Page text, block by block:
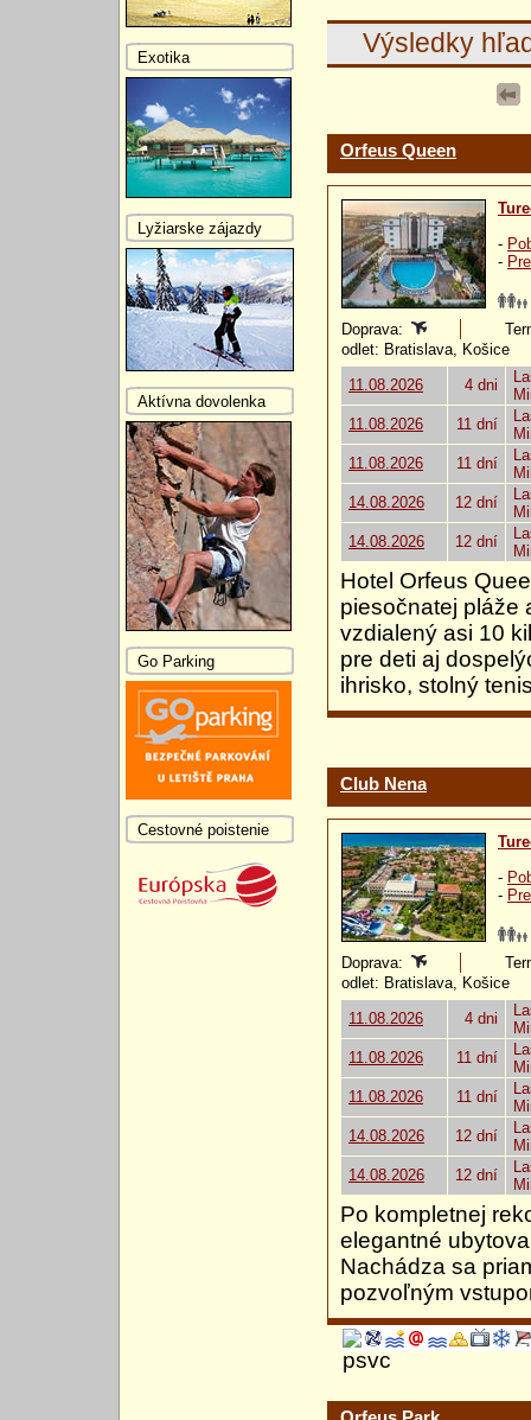
Výsledky
Orfeus Queen
-
-
Doprava:
odlet: Bratislava, Košice
11.08.2026
4 dni
11.08.2026
11 dní
11.08.2026
11 dní
14.08.2026
12 dní
14.08.2026
12 dní
Hotel Orfeus
piesočnatej pláže
vzdialený asi 10
pre deti aj
ihrisko, stolný
Club Nena
-
-
Doprava:
odlet: Bratislava, Košice
11.08.2026
4 dni
11.08.2026
11 dní
11.08.2026
11 dní
14.08.2026
12 dní
14.08.2026
12 dní
Po kompletnej
elegantné
Nachádza sa
pozvoľným
Exotika
Lyžiarske zájazdy
Aktívna dovolenka
Go Parking
Cestovné poistenie